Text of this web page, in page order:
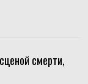
смерти,